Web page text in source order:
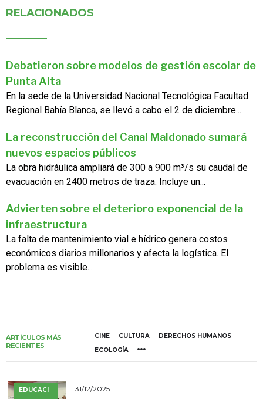
RELACIONADOS
Debatieron sobre modelos de gestión escolar de
Punta Alta
En la sede de la Universidad Nacional Tecnológica Facultad
Regional Bahía Blanca, se llevó a cabo el 2 de diciembre...
La reconstrucción del Canal Maldonado sumará
nuevos espacios públicos
La obra hidráulica ampliará de 300 a 900 m³/s su caudal de
evacuación en 2400 metros de traza. Incluye un...
Advierten sobre el deterioro exponencial de la
infraestructura
La falta de mantenimiento vial e hídrico genera costos
económicos diarios millonarios y afecta la logística. El
problema es visible...
ARTÍCULOS MÁS
RECIENTES
CINE CULTURA
DERECHOS HUMANOS
ECOLOGÍA
EDUCACI
31/12/2025